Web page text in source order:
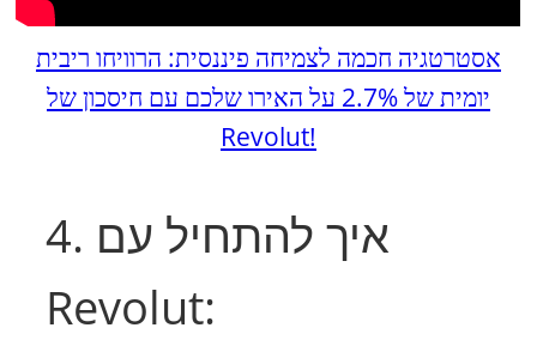
אסטרטגיה חכמה לצמיחה פיננסית: הרוויחו ריבית
יומית של 2.7% על האירו שלכם עם חיסכון של
Revolut!
4. איך להתחיל עם
Revolut: